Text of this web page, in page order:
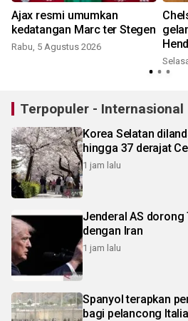
Ajax resmi umumkan
kedatangan Marc ter Stegen
Rabu, 5 Agustus 2026
Terpopuler - Internasional
Korea Selatan
hingga 37 derajat
1 jam lalu
Jenderal AS
dengan Iran
1 jam lalu
Spanyol terapkan
bagi pelancong Italia